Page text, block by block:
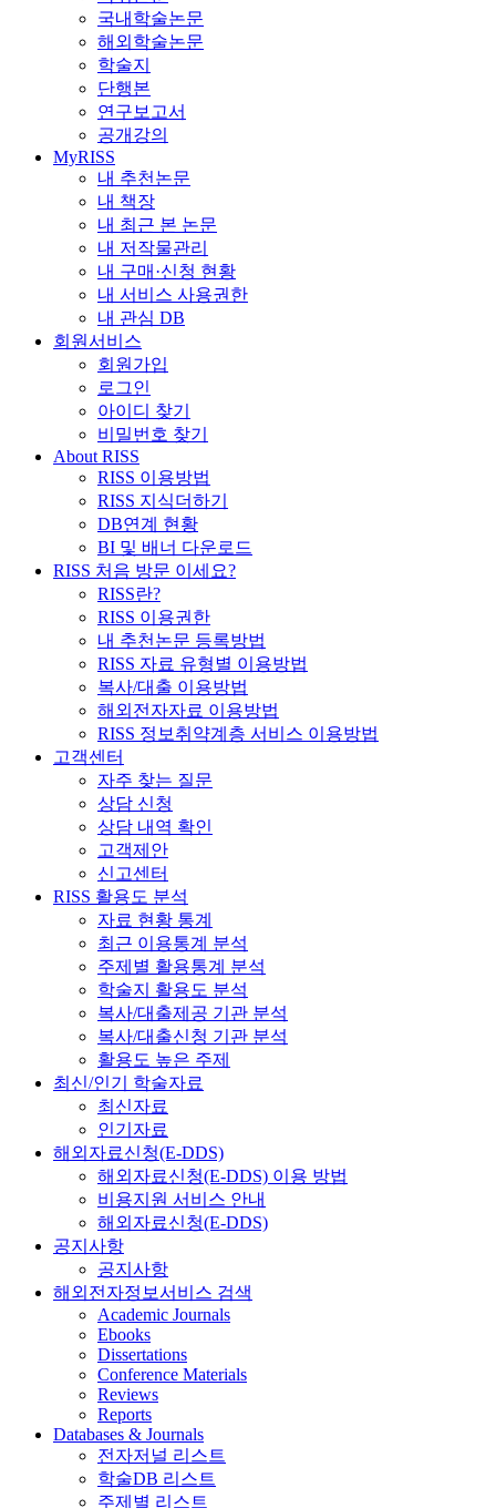
국내학술논문
해외학술논문
학술지
단행본
연구보고서
공개강의
MyRISS
내 추천논문
내 책장
내 최근 본 논문
내 저작물관리
내 구매·신청 현황
내 서비스 사용권한
내 관심 DB
회원서비스
회원가입
로그인
아이디 찾기
비밀번호 찾기
About RISS
RISS 이용방법
RISS 지식더하기
DB연계 현황
BI 및 배너 다운로드
RISS 처음 방문 이세요?
RISS란?
RISS 이용권한
내 추천논문 등록방법
RISS 자료 유형별 이용방법
복사/대출 이용방법
해외전자자료 이용방법
RISS 정보취약계층 서비스 이용방법
고객센터
자주 찾는 질문
상담 신청
상담 내역 확인
고객제안
신고센터
RISS 활용도 분석
자료 현황 통계
최근 이용통계 분석
주제별 활용통계 분석
학술지 활용도 분석
복사/대출제공 기관 분석
복사/대출신청 기관 분석
활용도 높은 주제
최신/인기 학술자료
최신자료
인기자료
해외자료신청(E-DDS)
해외자료신청(E-DDS) 이용 방법
비용지원 서비스 안내
해외자료신청(E-DDS)
공지사항
공지사항
해외전자정보서비스 검색
Academic Journals
Ebooks
Dissertations
Conference Materials
Reviews
Reports
Databases & Journals
전자저널 리스트
학술DB 리스트
주제별 리스트